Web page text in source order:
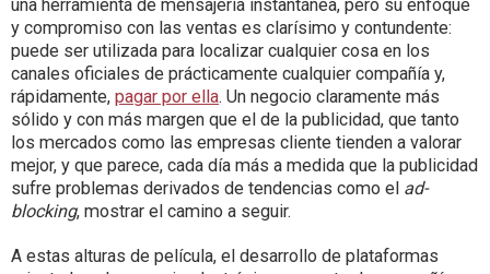
una herramienta de mensajería instantánea, pero su enfoque
y compromiso con las ventas es clarísimo y contundente:
puede ser utilizada para localizar cualquier cosa en los
canales oficiales de prácticamente cualquier compañía y,
rápidamente, pagar por ella. Un negocio claramente más
sólido y con más margen que el de la publicidad, que tanto
los mercados como las empresas cliente tienden a valorar
mejor, y que parece, cada día más a medida que la publicidad
sufre problemas derivados de tendencias como el ad-
blocking, mostrar el camino a seguir.
A estas alturas de película, el desarrollo de plataformas